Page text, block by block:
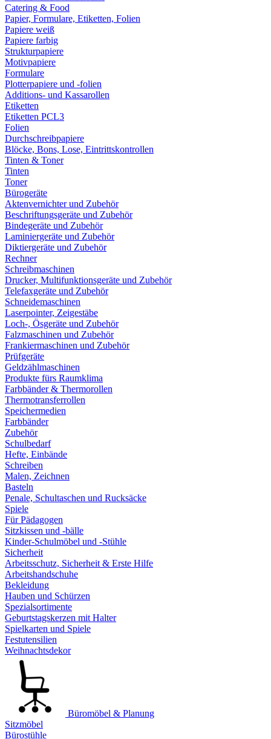
Catering & Food
Papier, Formulare, Etiketten, Folien
Papiere weiß
Papiere farbig
Strukturpapiere
Motivpapiere
Formulare
Plotterpapiere und -folien
Additions- und Kassarollen
Etiketten
Etiketten PCL3
Folien
Durchschreibpapiere
Blöcke, Bons, Lose, Eintrittskontrollen
Tinten & Toner
Tinten
Toner
Bürogeräte
Aktenvernichter und Zubehör
Beschriftungsgeräte und Zubehör
Bindegeräte und Zubehör
Laminiergeräte und Zubehör
Diktiergeräte und Zubehör
Rechner
Schreibmaschinen
Drucker, Multifunktionsgeräte und Zubehör
Telefaxgeräte und Zubehör
Schneidemaschinen
Laserpointer, Zeigestäbe
Loch-, Ösgeräte und Zubehör
Falzmaschinen und Zubehör
Frankiermaschinen und Zubehör
Prüfgeräte
Geldzählmaschinen
Produkte fürs Raumklima
Farbbänder & Thermorollen
Thermotransferrollen
Speichermedien
Farbbänder
Zubehör
Schulbedarf
Hefte, Einbände
Schreiben
Malen, Zeichnen
Basteln
Penale, Schultaschen und Rucksäcke
Spiele
Für Pädagogen
Sitzkissen und -bälle
Kinder-Schulmöbel und -Stühle
Sicherheit
Arbeitsschutz, Sicherheit & Erste Hilfe
Arbeitshandschuhe
Bekleidung
Hauben und Schürzen
Spezialsortimente
Geburtstagskerzen mit Halter
Spielkarten und Spiele
Festutensilien
Weihnachtsdekor
Büromöbel & Planung
Sitzmöbel
Bürostühle